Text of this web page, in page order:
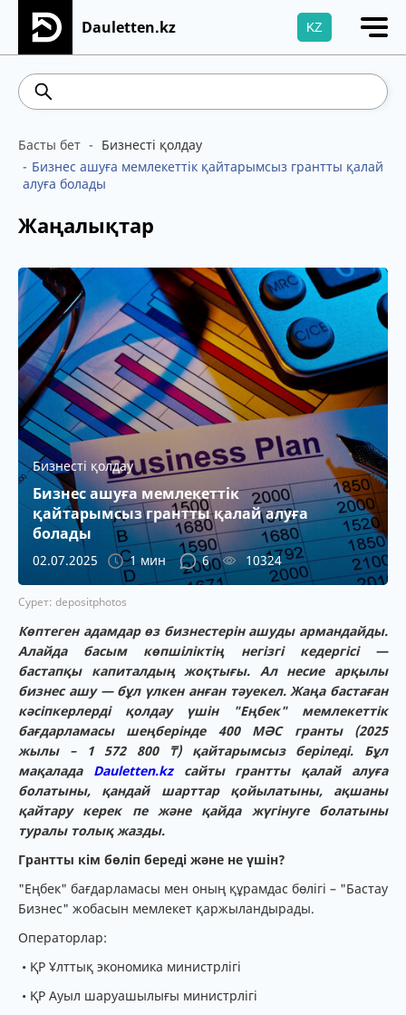
Dauletten.kz KZ
Сіздің өтінішіңіз сәтті жіберілді, Рақмет!
Басты бет
Бизнесті қолдау
Бизнес ашуға мемлекеттік қайтарымсыз грантты қалай
алуға болады
Жаңалықтар
Бизнесті қолдау
Бизнес ашуға мемлекеттік
қайтарымсыз грантты қалай алуға
болады
02.07.2025 1 мин 6 10324
Сурет: depositphotos
Көптеген адамдар өз бизнестерін ашуды армандайды.
Алайда басым көпшіліктің негізгі кедергісі —
бастапқы капиталдың жоқтығы. Ал несие арқылы
бизнес ашу — бұл үлкен анған тәуекел. Жаңа бастаған
кәсіпкерлерді қолдау үшін "Еңбек" мемлекеттік
бағдарламасы шеңберінде 400 МӘС гранты (2025
жылы – 1 572 800 ₸) қайтарымсыз беріледі. Бұл
мақалада Dauletten.kzсайты грантты қалай алуға
болатыны, қандай шарттар қойылатыны, ақшаны
қайтару керек пе және қайда жүгінуге болатыны
туралы толық жазды.
Грантты кім бөліп береді және не үшін?
"Еңбек" бағдарламасы мен оның құрамдас бөлігі – "Бастау
Бизнес" жобасын мемлекет қаржыландырады.
Операторлар:
• ҚР Ұлттық экономика министрлігі
• ҚР Ауыл шаруашылығы министрлігі